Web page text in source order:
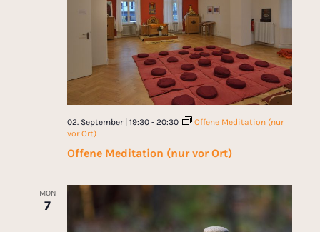
Offene Meditation (nur vor Ort)
02. September | 19:30- 20:30
Offene Meditation (nur
vor Ort)
MON
7